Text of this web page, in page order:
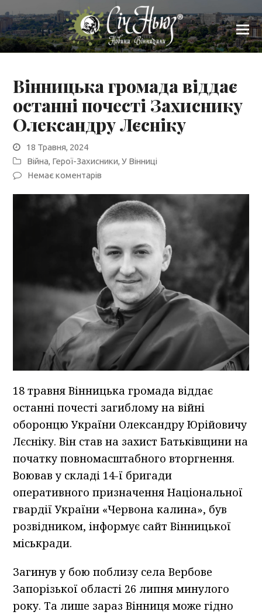
Вінницька громада віддає
останні почесті Захиснику
Олександру Лєсніку
18 Травня, 2024
Війна, Герої-Захисники,У Вінниці
Немає коментарів
18 травня Вінницька громада віддає
останні почесті загиблому на війні
оборонцю України Олександру Юрійовичу
Лєсніку. Він став на захист Батьківщини на
початку повномасштабного вторгнення.
Воював у складі 14-ї бригади
оперативного призначення Національної
гвардії України «Червона калина», був
розвідником, інформує сайт Вінницької
міськради.
Загинув у бою поблизу села Вербове
Запорізької області 26 липня минулого
року. Та лише зараз Вінниця може гідно